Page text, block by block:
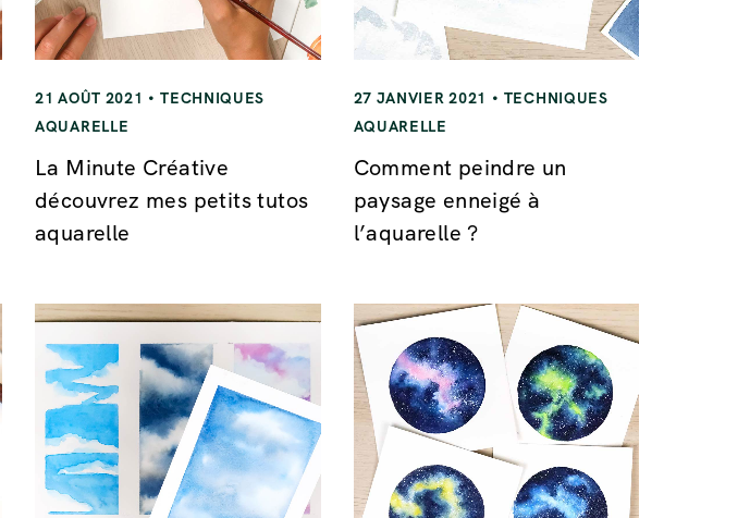
21 AOÛT 2021
TECHNIQUES
AQUARELLE
La Minute Créative
découvrez mes petits tutos
aquarelle
27 JANVIER 2021
TECHNIQUES
AQUARELLE
Comment peindre un
paysage enneigé à
l’aquarelle ?